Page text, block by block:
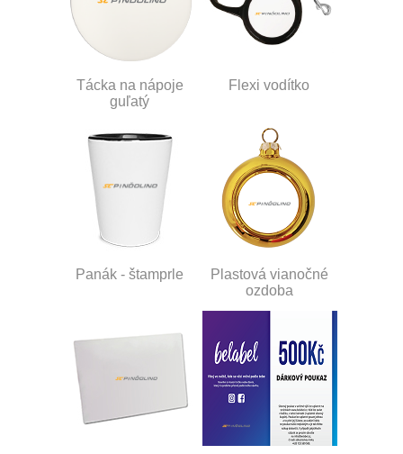
Tácka na nápoje
guľatý
Flexi vodítko
Panák - štamprle
Plastová vianočné
ozdoba